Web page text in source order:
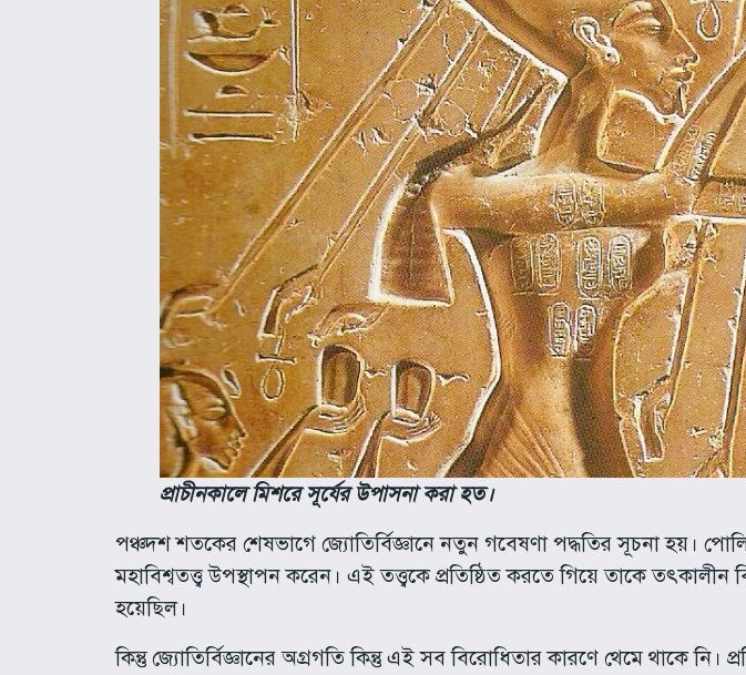
প্রাচীনকালে মিশরে সূর্যের উপাসনা করা হত।
পঞ্চদশ শতকের শেষভাগে জ্যোতির্বিজ্ঞানে নতুন গবেষণা পদ্ধতির সূচনা হয়।
মহাবিশ্বতত্ত্ব উপস্থাপন করেন। এই তত্ত্বকে প্রতিষ্ঠিত করতে গিয়ে তাকে
হয়েছিল।
কিন্তু জ্যোতির্বিজ্ঞানের অগ্রগতি কিন্তু এই সব বিরোধিতার কারণে থেমে থাকে নি।